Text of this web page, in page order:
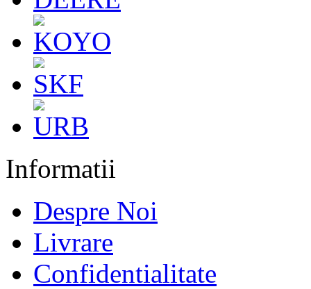
Informatii
Despre Noi
Livrare
Confidentialitate